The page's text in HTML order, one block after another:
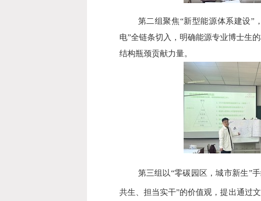
第二组聚焦“新型能源体系建设”
电”全链条切入，明确能源专业博士生
结构瓶颈贡献力量。
第三组以“零碳园区，城市新生”
共生、担当实干”的价值观，提出通过